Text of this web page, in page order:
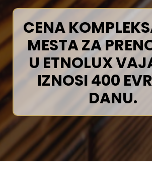
CENA
MESTA ZA
U ETNOLUX
IZNOSI 400
DANU.